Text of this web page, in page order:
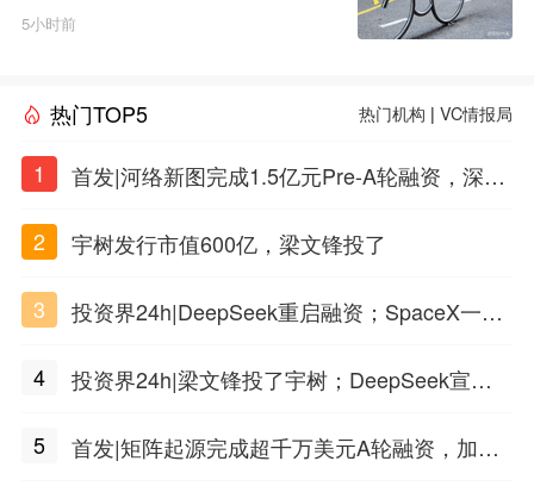
5小时前
热门TOP5 热门机构 |VC情报局
1
首发|河络新图完成1.5亿元Pre-A轮融资，深耕i
2
宇树发行市值600亿，梁文锋投了
3
投资界24h|DeepSeek重启融资；SpaceX一夜
4
投资界24h|梁文锋投了宇树；DeepSeek宣布
5
首发|矩阵起源完成超千万美元A轮融资，加速